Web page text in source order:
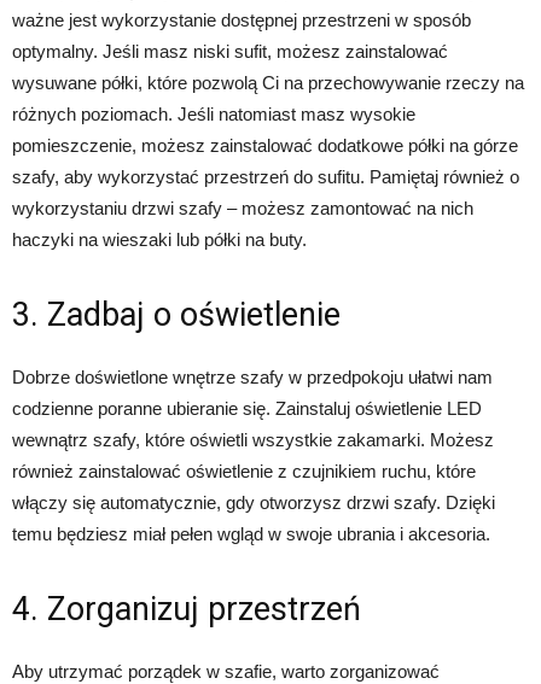
ważne jest wykorzystanie dostępnej przestrzeni w sposób
optymalny. Jeśli masz niski sufit, możesz zainstalować
wysuwane półki, które pozwolą Ci na przechowywanie rzeczy na
różnych poziomach. Jeśli natomiast masz wysokie
pomieszczenie, możesz zainstalować dodatkowe półki na górze
szafy, aby wykorzystać przestrzeń do sufitu. Pamiętaj również o
wykorzystaniu drzwi szafy – możesz zamontować na nich
haczyki na wieszaki lub półki na buty.
3. Zadbaj o oświetlenie
Dobrze doświetlone wnętrze szafy w przedpokoju ułatwi nam
codzienne poranne ubieranie się. Zainstaluj oświetlenie LED
wewnątrz szafy, które oświetli wszystkie zakamarki. Możesz
również zainstalować oświetlenie z czujnikiem ruchu, które
włączy się automatycznie, gdy otworzysz drzwi szafy. Dzięki
temu będziesz miał pełen wgląd w swoje ubrania i akcesoria.
4. Zorganizuj przestrzeń
Aby utrzymać porządek w szafie, warto zorganizować